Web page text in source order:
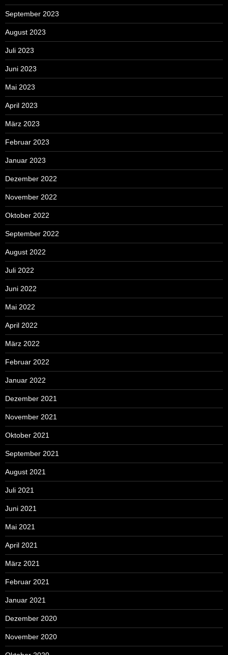
September 2023
August 2023
Juli 2023
Juni 2023
Mai 2023
April 2023
März 2023
Februar 2023
Januar 2023
Dezember 2022
November 2022
Oktober 2022
September 2022
August 2022
Juli 2022
Juni 2022
Mai 2022
April 2022
März 2022
Februar 2022
Januar 2022
Dezember 2021
November 2021
Oktober 2021
September 2021
August 2021
Juli 2021
Juni 2021
Mai 2021
April 2021
März 2021
Februar 2021
Januar 2021
Dezember 2020
November 2020